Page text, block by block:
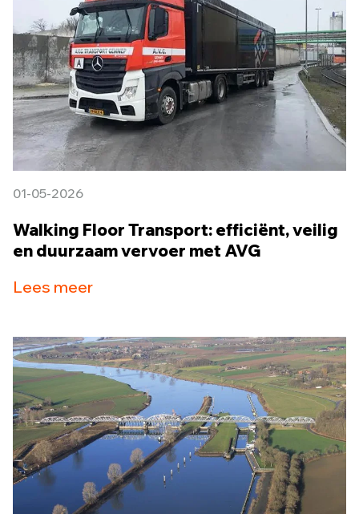
01-05-2026
Walking Floor Transport: efficiënt, veilig
en duurzaam vervoer met AVG
Lees meer